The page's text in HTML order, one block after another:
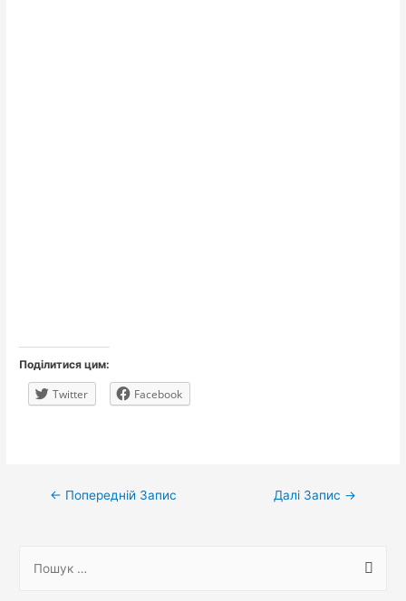
Поділитися цим:
Twitter Facebook
Навігація
← Попередній Запис Далі Запис →